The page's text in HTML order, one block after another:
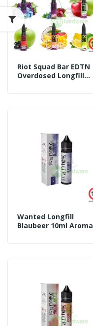
Riot Squad Bar EDTN
Overdosed Longfill
Wanted Longfill
Blaubeer 10ml Aroma